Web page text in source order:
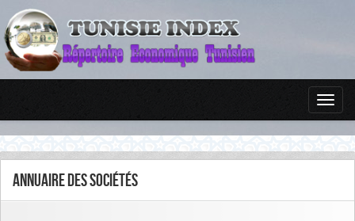
Annuaire des sociétés